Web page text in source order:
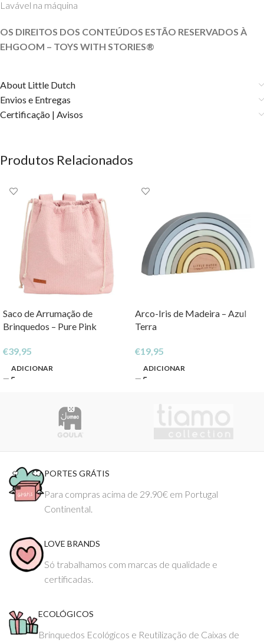
Lavável na máquina
OS DIREITOS DOS CONTEÚDOS ESTÃO RESERVADOS À
EHGOOM – TOYS WITH STORIES®️
About Little Dutch
Envios e Entregas
Certificação | Avisos
Produtos Relacionados
Saco de Arrumação de
Brinquedos – Pure Pink
€39,95
ADICIONAR
Arco-Iris de Madeira – Azul
Terra
€19,95
ADICIONAR
PORTES GRÁTIS
Para compras acima de 29.90€ em Portugal
Continental.
LOVE BRANDS
Só trabalhamos com marcas de qualidade e
certificadas.
ECOLÓGICOS
Brinquedos Ecológicos e Reutilização de Caixas de